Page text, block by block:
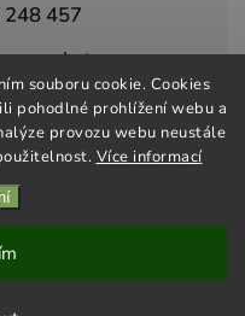
souboru cookie. Cookies
pohodlné prohlížení webu a
provozu webu neustále
Více informací
457